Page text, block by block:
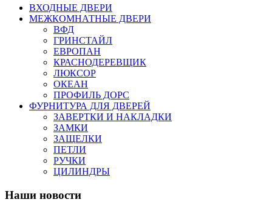
ВХОДНЫЕ ДВЕРИ
МЕЖКОМНАТНЫЕ ДВЕРИ
ВФД
ГРИНСТАЙЛ
ЕВРОПАН
КРАСНОДЕРЕВЩИК
ЛЮКСОР
ОКЕАН
ПРОФИЛЬ ДОРС
ФУРНИТУРА ДЛЯ ДВЕРЕЙ
ЗАВЕРТКИ И НАКЛАДКИ
ЗАМКИ
ЗАЩЕЛКИ
ПЕТЛИ
РУЧКИ
ЦИЛИНДРЫ
Наши новости